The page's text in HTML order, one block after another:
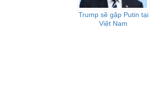
Trump sẽ gặp Putin tại
Việt Nam